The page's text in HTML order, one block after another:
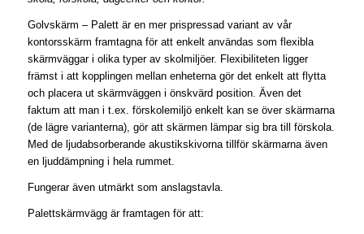
Golvskärm – Palett är en mer prispressad variant av vår
kontorsskärm framtagna för att enkelt användas som flexibla
skärmväggar i olika typer av skolmiljöer. Flexibiliteten ligger
främst i att kopplingen mellan enheterna gör det enkelt att flytta
och placera ut skärmväggen i önskvärd position. Även det
faktum att man i t.ex. förskolemiljö enkelt kan se över skärmarna
(de lägre varianterna), gör att skärmen lämpar sig bra till förskola.
Med de ljudabsorberande akustikskivorna tillför skärmarna även
en ljuddämpning i hela rummet.
Fungerar även utmärkt som anslagstavla.​
Palettskärmvägg är framtagen för att: